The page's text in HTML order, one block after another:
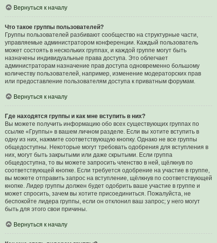
Вернуться к началу
Что такое группы пользователей?
Группы пользователей разбивают сообщество на структурные части,
управляемые администратором конференции. Каждый пользователь
может состоять в нескольких группах, и каждой группе могут быть
назначены индивидуальные права доступа. Это облегчает
администраторам назначение прав доступа одновременно большому
количеству пользователей, например, изменение модераторских прав
или предоставление пользователям доступа к приватным форумам.
Вернуться к началу
Где находятся группы и как мне вступить в них?
Вы можете получить информацию обо всех существующих группах по
ссылке «Группы» в вашем личном разделе. Если вы хотите вступить в
одну из них, нажмите соответствующую кнопку. Однако не все группы
общедоступны. Некоторые могут требовать одобрения для вступления в
них, могут быть закрытыми или даже скрытыми. Если группа
общедоступна, то вы можете запросить членство в ней, щёлкнув по
соответствующей кнопке. Если требуется одобрение на участие в группе,
вы можете отправить запрос на вступление, щёлкнув по соответствующей
кнопке. Лидер группы должен будет одобрить ваше участие в группе и
может спросить, зачем вы хотите присоединиться. Пожалуйста, не
беспокойте лидера группы, если он отклонил ваш запрос; у него могут
быть для этого свои причины.
Вернуться к началу